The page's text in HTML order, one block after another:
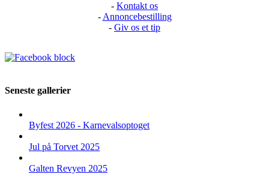
- Kontakt os
- Annoncebestilling
- Giv os et tip
Seneste gallerier
Byfest 2026 - Karnevalsoptoget
Jul på Torvet 2025
Galten Revyen 2025